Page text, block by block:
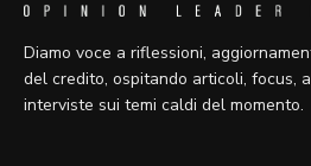
Diamo voce a riflessioni,
del credito, ospitando articoli, focus,
interviste sui temi caldi del momento.